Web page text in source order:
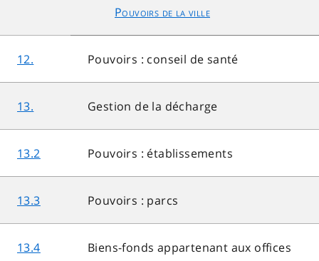
Pouvoirs de la ville
12. Pouvoirs : conseil de santé
13. Gestion de la décharge
13.2 Pouvoirs : établissements
13.3 Pouvoirs : parcs
13.4
Biens-fonds appartenant aux offices